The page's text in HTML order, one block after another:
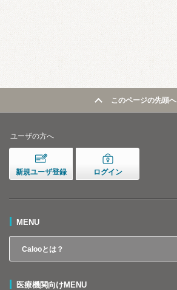
このページの先頭へ
ユーザの方へ
新規ユーザ登録 ログイン
MENU
Calooとは？
医療機関向けMENU